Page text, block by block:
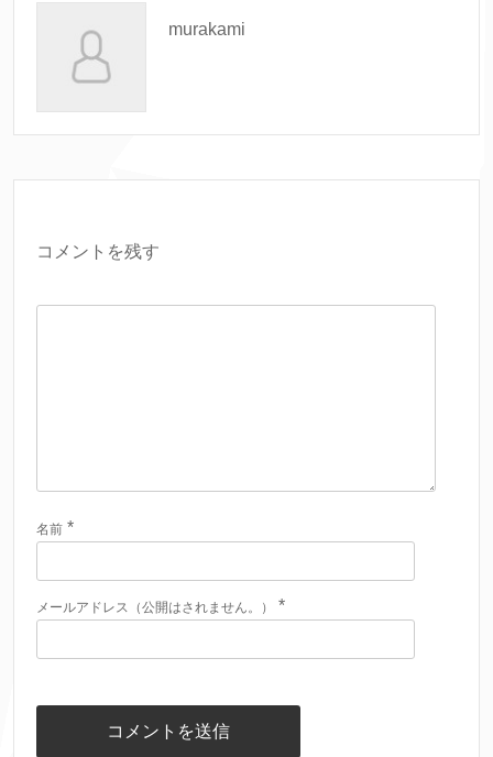
murakami
コメントを残す
名前 *
メールアドレス（公開はされません。） *